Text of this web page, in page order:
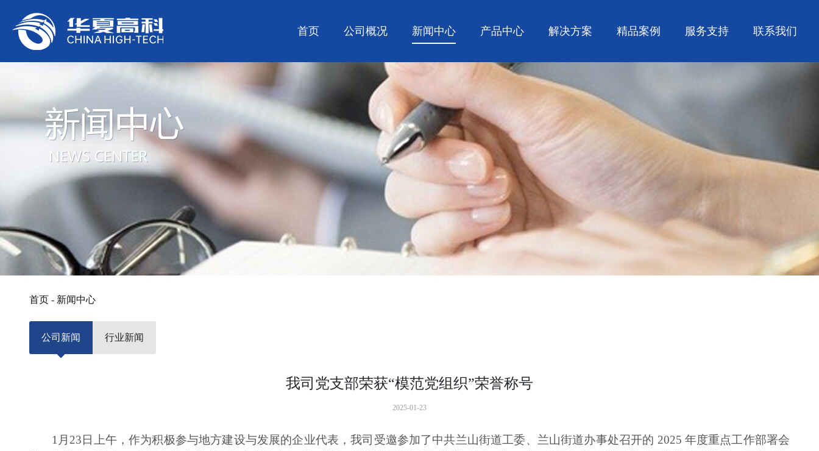
首页 公司概况 新闻中心 产品中心 解决方案 精品案例 服务支持 联系我们
首页 - 新闻中心
公司新闻 行业新闻
我司党支部荣获“模范党组织”荣誉称号
2025-01-23
1月23日上午，作为积极参与地方建设与发展的企业代表，我司受邀参加了中共兰山街道工委、兰山街道办事处召开的 2025 年度重点工作部署会